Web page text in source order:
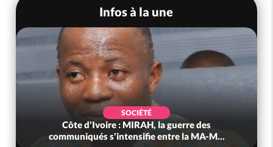
Infos à la une
SOCIÉTÉ
Côte d'Ivoire : MIRAH, la guerre des
communiqués s'intensifie entre la MA-M...